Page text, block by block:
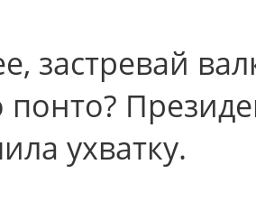
застревай
понто?
ухватку.